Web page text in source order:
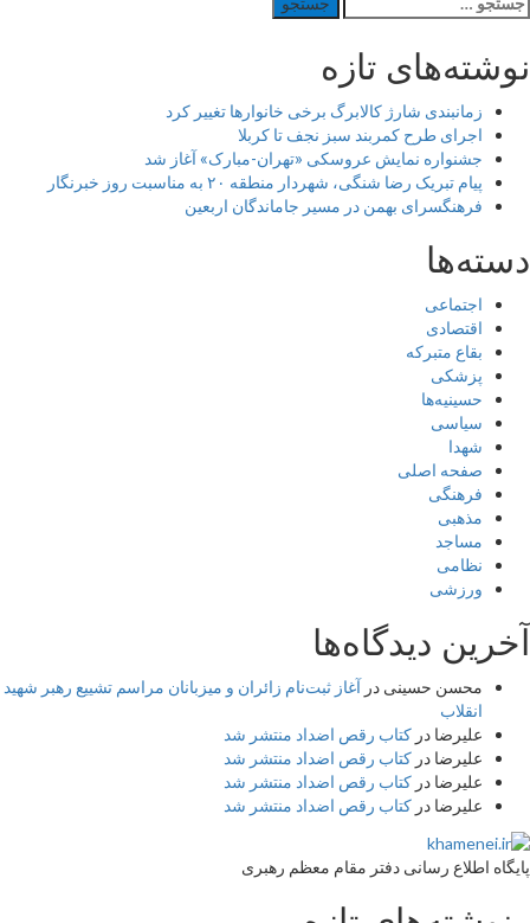
برای:
نوشته‌های تازه
زمانبندی شارژ کالابرگ برخی خانوارها تغییر کرد
اجرای طرح کمربند سبز نجف تا کربلا
جشنواره نمایش عروسکی «تهران-مبارک» آغاز شد
پیام تبریک رضا شنگی، شهردار منطقه ۲۰ به مناسبت روز خبرنگار
فرهنگسرای بهمن در مسیر جاماندگان اربعین
دسته‌ها
اجتماعی
اقتصادی
بقاع متبرکه
پزشکی
حسینیه‌ها
سیاسی
شهدا
صفحه اصلی
فرهنگی
مذهبی
مساجد
نظامی
ورزشی
آخرین دیدگاه‌ها
محسن حسینی در آغاز ثبت‌نام زائران و میزبانان مراسم تشییع رهبر شهید
انقلاب
علیرضا در کتاب رقص اضداد منتشر شد
علیرضا در کتاب رقص اضداد منتشر شد
علیرضا در کتاب رقص اضداد منتشر شد
علیرضا در کتاب رقص اضداد منتشر شد
پایگاه اطلاع رسانی دفتر مقام معظم رهبری